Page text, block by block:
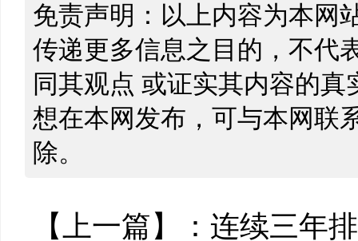
免责声明：以上内容为本网
传递更多信息之目的，不代
同其观点 或证实其内容的
想在本网发布，可与本网联
除。
【上一篇】： 连续三年